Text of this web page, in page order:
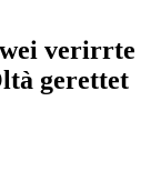
verirrte
gerettet